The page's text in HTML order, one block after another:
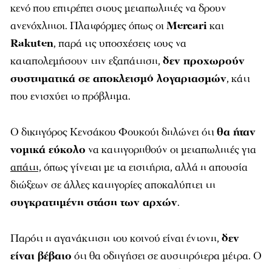
κενό που επιτρέπει στους μεταπωλητές να δρουν
ανενόχλητοι. Πλατφόρμες όπως οιMercariκαι
Rakuten, παρά τις υποσχέσεις τους να
καταπολεμήσουν την εξαπάτηση, δεν προχωρούν
συστηματικά σε αποκλεισμό λογαριασμών, κάτι
που ενισχύει το πρόβλημα.
Ο δικηγόρος Κενσάκου Φουκούι δηλώνει ότιθα ήταν
νομικά εύκολο να κατηγορηθούν οι μεταπωλητές για
απάτη, όπως γίνεται με τα εισιτήρια, αλλά η απουσία
διώξεων σε άλλες κατηγορίες αποκαλύπτει τη
συγκρατημένη στάση των αρχών.
Παρότι η αγανάκτηση του κοινού είναι έντονη, δεν
είναι βέβαιο ότι θα οδηγήσει σε αυστηρότερα μέτρα. Ο